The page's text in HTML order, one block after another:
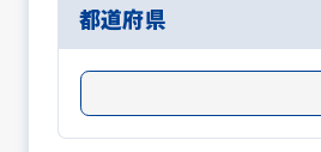
都道府県